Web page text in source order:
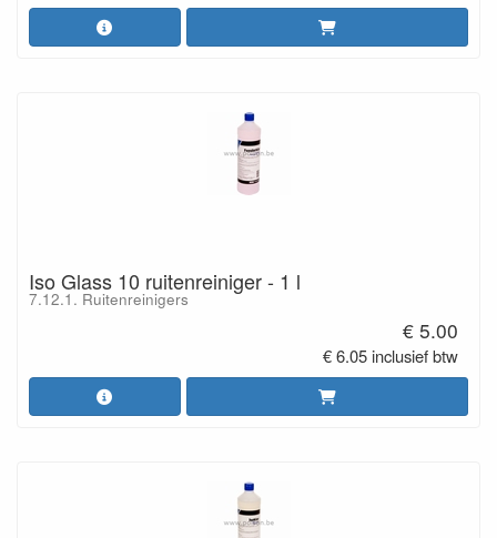
Iso Glass 10 ruitenreiniger - 1 l
7.12.1. Ruitenreinigers
€ 5.00
€ 6.05 inclusief btw